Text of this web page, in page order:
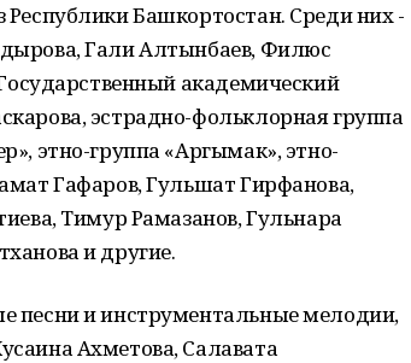
Республики Башкортостан. Среди них -
Гали Алтынбаев, Филюс
академический
эстрадно-фольклорная группа
этно-группа «Аргымак», этно-
Гафаров, Гульшат Гирфанова,
Тимур Рамазанов, Гульнара
и другие.
песни и инструментальные мелодии,
Ахметова, Салавата